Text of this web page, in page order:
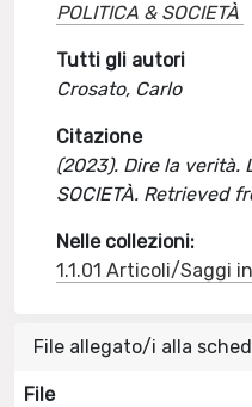
POLITICA & SOCIETÀ
Tutti gli autori
Crosato, Carlo
Citazione
(2023). Dire la verità.
SOCIETÀ.
Nelle collezioni:
1.1.01 Articoli/Saggi
File allegato/i alla
File